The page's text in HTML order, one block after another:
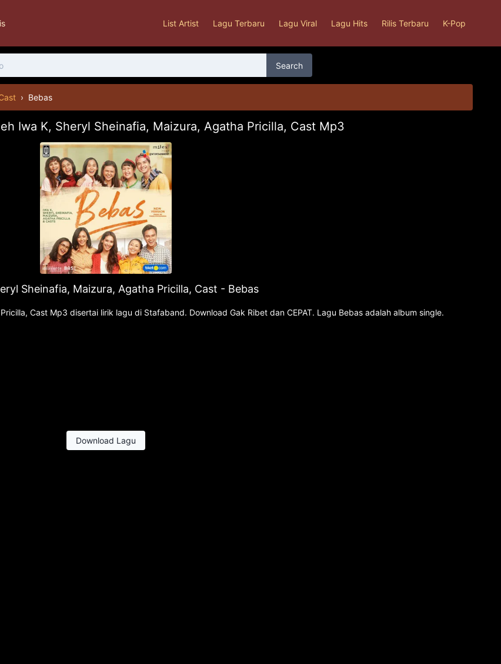
List Artist Lagu Terbaru Lagu Viral Lagu Hits Rilis Terbaru K-Pop
Search
› Bebas
Iwa K, Sheryl Sheinafia, Maizura, Agatha Pricilla, Cast Mp3
Sheinafia, Maizura, Agatha Pricilla, Cast - Bebas
Cast Mp3 disertai lirik lagu di Stafaband. Download Gak Ribet dan CEPAT. Lagu Bebas adalah album single.
Download Lagu